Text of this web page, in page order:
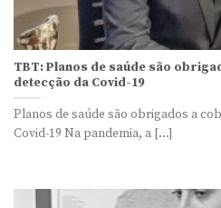
TBT: Planos de saúde são
detecção da Covid-19
Planos de saúde são obrigados a
Covid-19 Na pandemia, a [...]